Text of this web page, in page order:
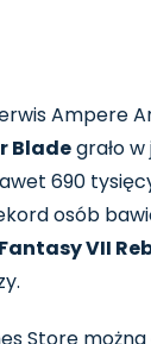
Ampere
Bladegrało
690
osób
VII
Store